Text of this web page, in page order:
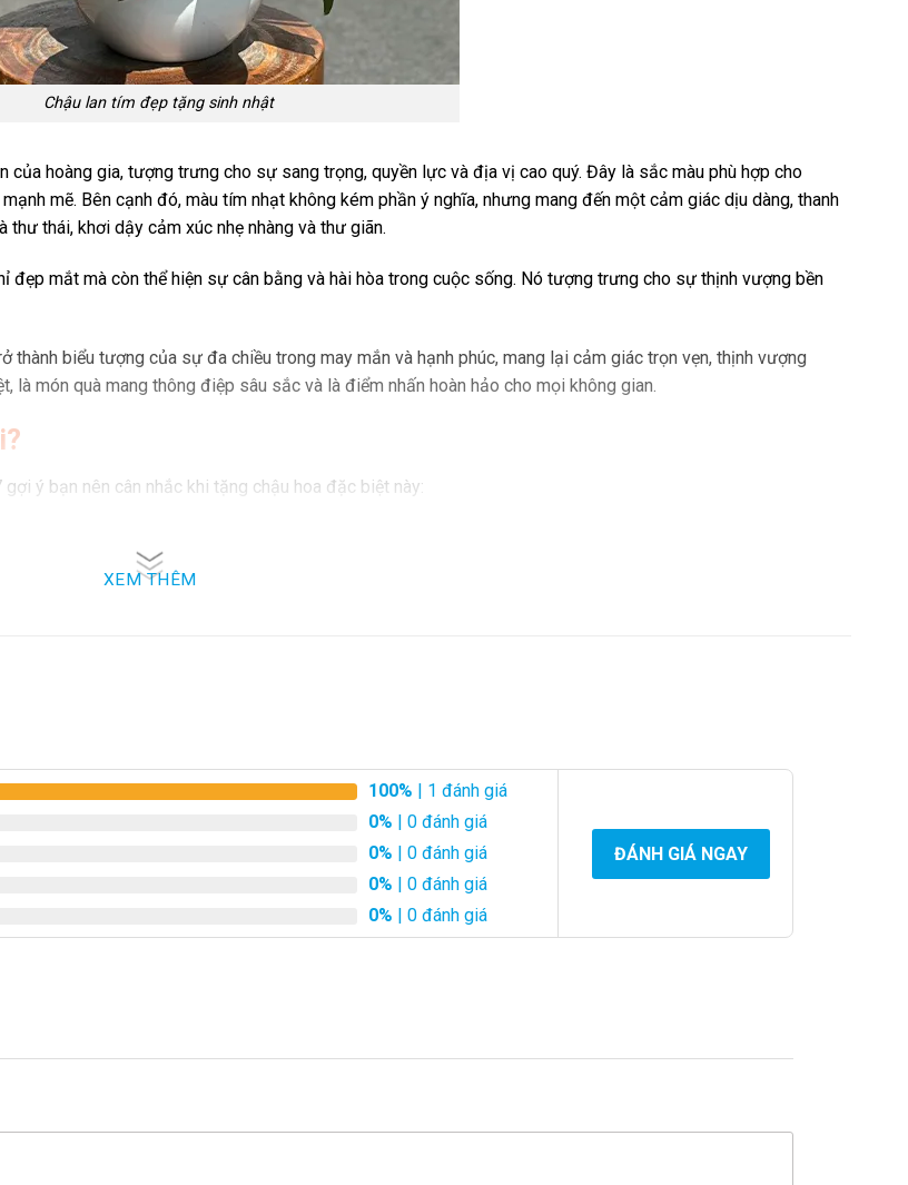
Chậu lan tím đẹp tặng sinh nhật
của hoàng gia, tượng trưng cho sự sang trọng, quyền lực và địa vị cao quý. Đây là sắc màu phù hợp cho
mẽ. Bên cạnh đó, màu tím nhạt không kém phần ý nghĩa, nhưng mang đến một cảm giác dịu dàng, thanh
thái, khơi dậy cảm xúc nhẹ nhàng và thư giãn.
mắt mà còn thể hiện sự cân bằng và hài hòa trong cuộc sống. Nó tượng trưng cho sự thịnh vượng bền
biểu tượng của sự đa chiều trong may mắn và hạnh phúc, mang lại cảm giác trọn vẹn, thịnh vượng
món quà mang thông điệp sâu sắc và là điểm nhấn hoàn hảo cho mọi không gian.
ý bạn nên cân nhắc khi tặng chậu hoa đặc biệt này:
hệ và mang thông điệp về sự hợp tác bền vững.
về sự may mắn và trí tuệ phát triển không ngừng.
mừng các dịp quan trọng như khai trương, kỷ niệm, hay thành tựu trong công việc.
thịnh vượng, làm cho món quà trở nên ý nghĩa và đặc biệt hơn khi trao tặng.
XEM THÊM
100% | 1 đánh giá
0% | 0 đánh giá
0% | 0 đánh giá
0% | 0 đánh giá
0% | 0 đánh giá
ĐÁNH GIÁ NGAY